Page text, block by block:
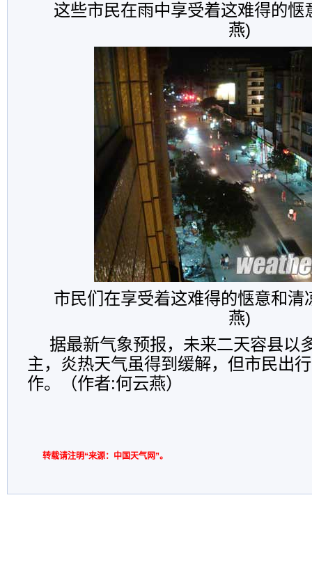
这些市民在雨中享受着这难得的惬
燕)
市民们在享受着这难得的惬意和清
燕)
据最新气象预报，未来二天容县以
主，炎热天气虽得到缓解，但市民出
作。（作者:何云燕）
转载请注明“来源：中国天气网”。